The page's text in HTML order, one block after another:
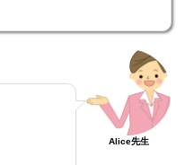
Alice先生